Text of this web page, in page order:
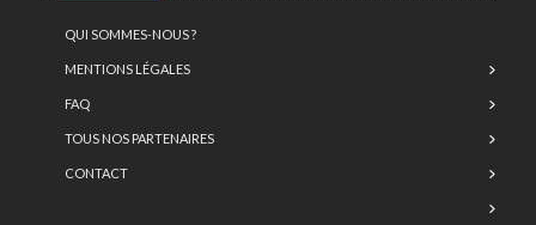
QUI SOMMES-NOUS ?
MENTIONS LÉGALES
FAQ
TOUS NOS PARTENAIRES
CONTACT